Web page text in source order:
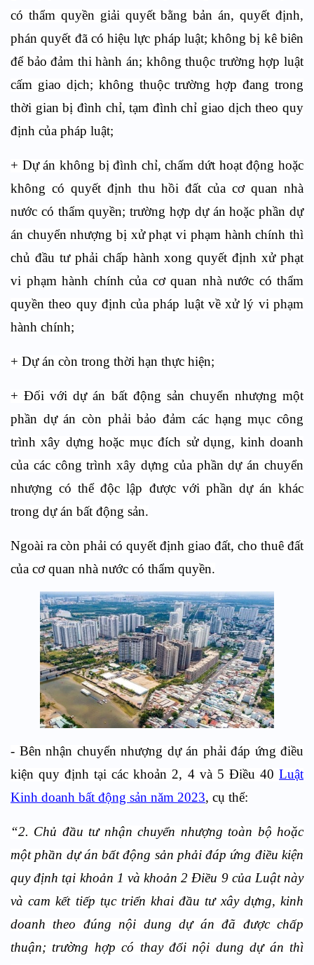
có thẩm quyền giải quyết bằng bản án, quyết định,
phán quyết đã có hiệu lực pháp luật; không bị kê biên
để bảo đảm thi hành án; không thuộc trường hợp luật
cấm giao dịch; không thuộc trường hợp đang trong
thời gian bị đình chỉ, tạm đình chỉ giao dịch theo quy
định của pháp luật;
+ Dự án không bị đình chỉ, chấm dứt hoạt động hoặc
không có quyết định thu hồi đất của cơ quan nhà
nước có thẩm quyền; trường hợp dự án hoặc phần dự
án chuyển nhượng bị xử phạt vi phạm hành chính thì
chủ đầu tư phải chấp hành xong quyết định xử phạt
vi phạm hành chính của cơ quan nhà nước có thẩm
quyền theo quy định của pháp luật về xử lý vi phạm
hành chính;
+ Dự án còn trong thời hạn thực hiện;
+ Đối với dự án bất động sản chuyển nhượng một
phần dự án còn phải bảo đảm các hạng mục công
trình xây dựng hoặc mục đích sử dụng, kinh doanh
của các công trình xây dựng của phần dự án chuyển
nhượng có thể độc lập được với phần dự án khác
trong dự án bất động sản.
Ngoài ra còn phải có quyết định giao đất, cho thuê đất
của cơ quan nhà nước có thẩm quyền.
- Bên nhận chuyển nhượng dự án phải đáp ứng điều
kiện quy định tại các khoản 2, 4 và 5 Điều 40 Luật
Kinh doanh bất động sản năm 2023, cụ thể:
“2. Chủ đầu tư nhận chuyển nhượng toàn bộ hoặc
một phần dự án bất động sản phải đáp ứng điều kiện
quy định tại khoản 1 và khoản 2 Điều 9 của Luật này
và cam kết tiếp tục triển khai đầu tư xây dựng, kinh
doanh theo đúng nội dung dự án đã được chấp
thuận; trường hợp có thay đổi nội dung dự án thì